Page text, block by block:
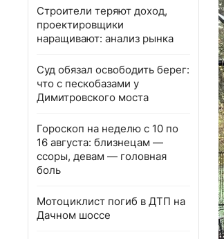
Строители теряют доход,
проектировщики
наращивают: анализ рынка
Суд обязал освободить берег:
что с пескобазами у
Димитровского моста
Гороскоп на неделю с 10 по
16 августа: близнецам —
ссоры, девам — головная
боль
Мотоциклист погиб в ДТП на
Дачном шоссе